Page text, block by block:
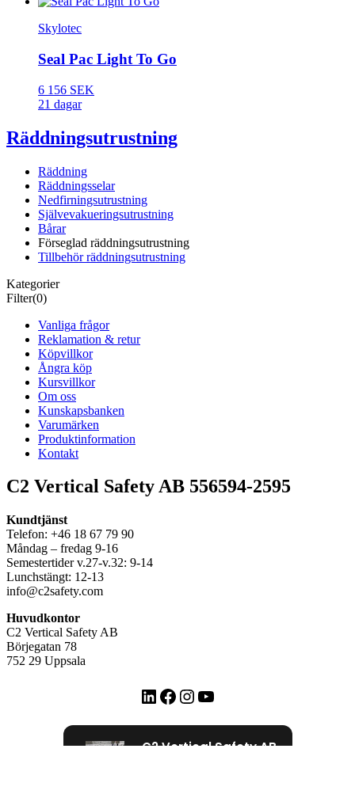
Skylotec
Seal Pac Light To Go
6 156 SEK
21 dagar
Räddningsutrustning
Räddning
Räddningsselar
Nedfirningsutrustning
Självevakueringsutrustning
Bårar
Förseglad räddningsutrustning
Tillbehör räddningsutrustning
Kategorier
Filter(0)
Vanliga frågor
Reklamation & retur
Köpvillkor
Ångra köp
Kursvillkor
Om oss
Kunskapsbanken
Varumärken
Produktinformation
Kontakt
C2 Vertical Safety AB 556594-2595
Kundtjänst
Telefon: +46 18 67 79 90
Måndag – fredag 9-16
Semestertider v.27-v.32: 9-14
Lunchstängt: 12-13
info@c2safety.com
Huvudkontor
C2 Vertical Safety AB
Börjegatan 78
752 29 Uppsala
LinkedIn
Facebook
Instagram
YouTube
C2 Vertical Safety AB